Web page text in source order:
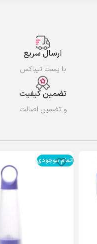
ارسال سریع
با پست تیباکس
تضمین کیفیت
و تضمین اصالت
اتمام موجودی